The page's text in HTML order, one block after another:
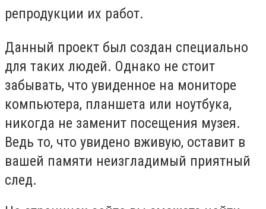
репродукции их работ.
Данный проект был создан специально
для таких людей. Однако не стоит
забывать, что увиденное на мониторе
компьютера, планшета или ноутбука,
никогда не заменит посещения музея.
Ведь то, что увидено вживую, оставит в
вашей памяти неизгладимый приятный
след.